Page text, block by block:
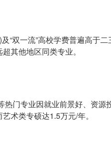
“双一流”高校学费普遍高于
其他地区同类专业。
热门专业因就业前景好、资
术类专硕达1.5万元/年。